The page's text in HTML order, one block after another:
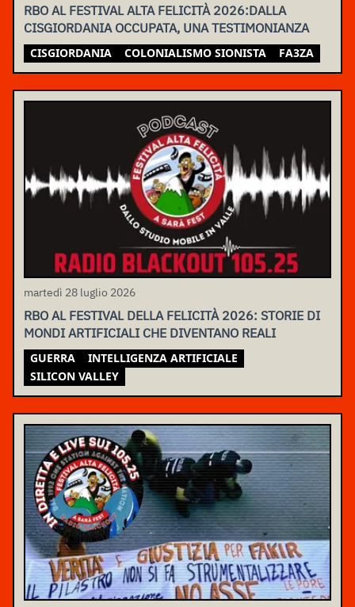
RBO AL FESTIVAL ALTA FELICITÀ 2026:DALLA
CISGIORDANIA OCCUPATA, UNA TESTIMONIANZA
CISGIORDANIA COLONIALISMO SIONISTA FA3ZA
martedì 28 luglio 2026
RBO AL FESTIVAL DELLA FELICITÀ 2026: STORIE DI
MONDI ARTIFICIALI CHE DIVENTANO REALI
GUERRA
INTELLIGENZA ARTIFICIALE
SILICON VALLEY